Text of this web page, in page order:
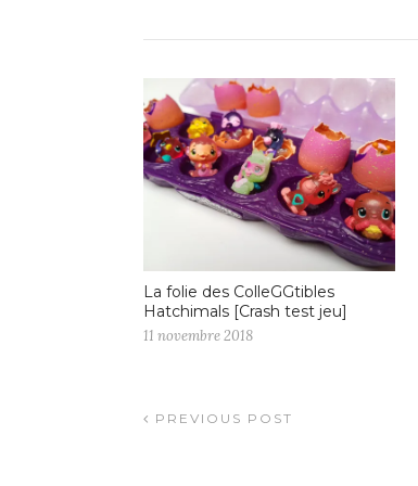
La folie des ColleGGtibles
Hatchimals [Crash test jeu]
11 novembre 2018
PREVIOUS POST